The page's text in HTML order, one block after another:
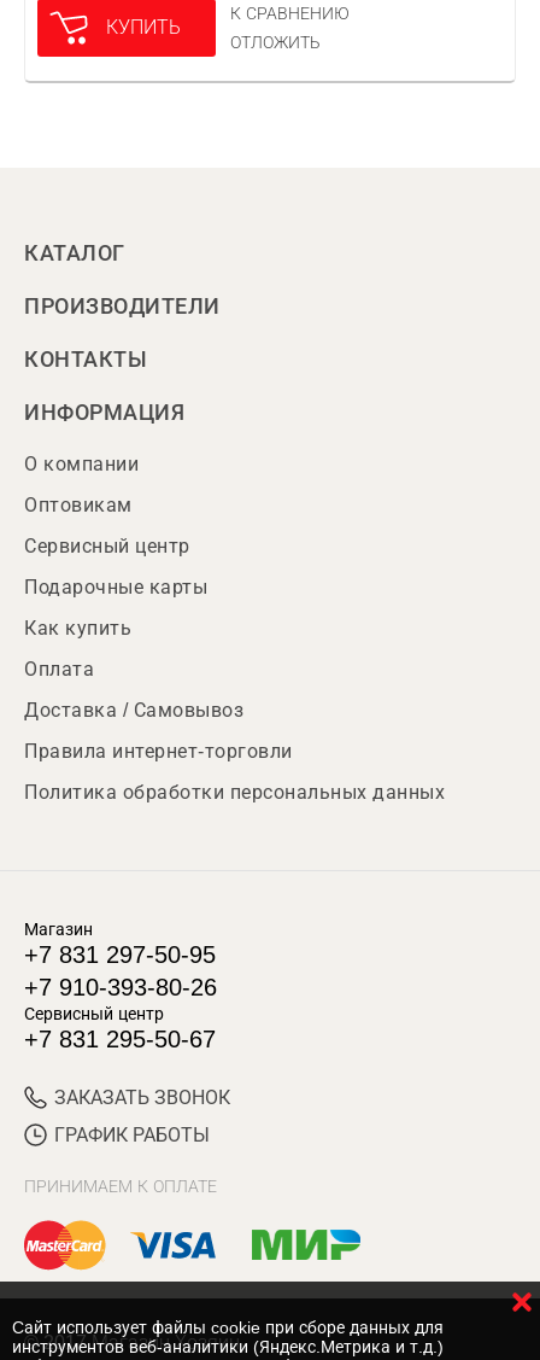
КУПИТЬ
К СРАВНЕНИЮ
ОТЛОЖИТЬ
КАТАЛОГ
ПРОИЗВОДИТЕЛИ
КОНТАКТЫ
ИНФОРМАЦИЯ
О компании
Оптовикам
Сервисный центр
Подарочные карты
Как купить
Оплата
Доставка / Самовывоз
Правила интернет-торговли
Политика обработки персональных данных
Магазин
+7 831 297-50-95
+7 910-393-80-26
Сервисный центр
+7 831 295-50-67
ЗАКАЗАТЬ ЗВОНОК
ГРАФИК РАБОТЫ
ПРИНИМАЕМ К ОПЛАТЕ
© 2017 Магазин Хозяин
Cайт использует файлы cookie при сборе данных для
инструментов веб-аналитики (Яндекс.Метрика и т.д.)